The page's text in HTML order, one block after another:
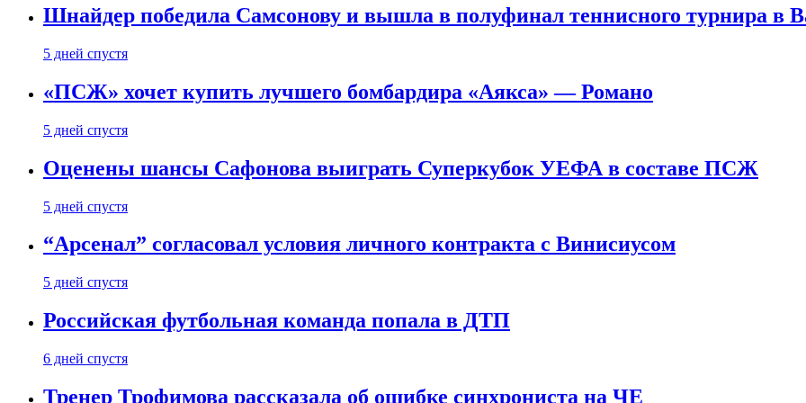
Шнайдер победила Самсонову и вышла в полуфинал теннисного турнира в
5 дней спустя
«ПСЖ» хочет купить лучшего бомбардира «Аякса» — Романо
5 дней спустя
Оценены шансы Сафонова выиграть Суперкубок УЕФА в составе ПСЖ
5 дней спустя
“Арсенал” согласовал условия личного контракта с Винисиусом
5 дней спустя
Российская футбольная команда попала в ДТП
6 дней спустя
Тренер Трофимова рассказала об ошибке синхрониста на ЧЕ